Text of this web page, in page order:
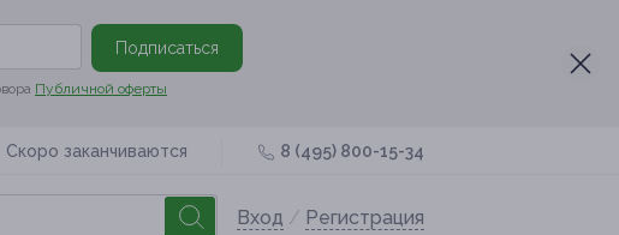
Подписаться
Публичной оферты
Скоро заканчиваются 8 (495) 800-15-34
Вход / Регистрация